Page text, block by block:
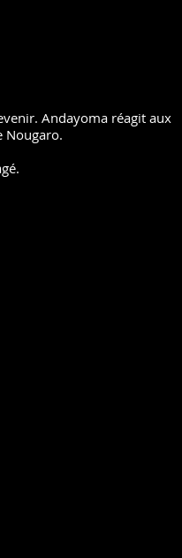
Andayoma réagit aux
Nougaro.